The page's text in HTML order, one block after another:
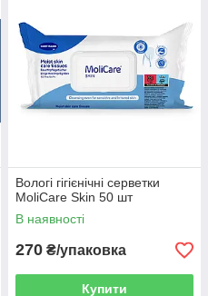
Вологі гігієнічні серветки
MoliCare Skin 50 шт
В наявності
270 ₴/упаковка
Купити